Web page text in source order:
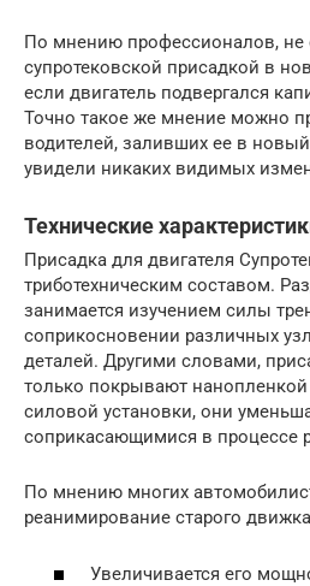
По мнению профессионалов, не
супротековской присадкой в
если двигатель подвергался
Точно такое же мнение можно
водителей, заливших ее в
увидели никаких видимых
Технические
Присадка для двигателя
триботехническим составом.
занимается изучением силы
соприкосновении различных
деталей. Другими словами,
только покрывают
силовой установки, они
соприкасающимися в процессе
По мнению многих
реанимирование старого
Увеличивается его